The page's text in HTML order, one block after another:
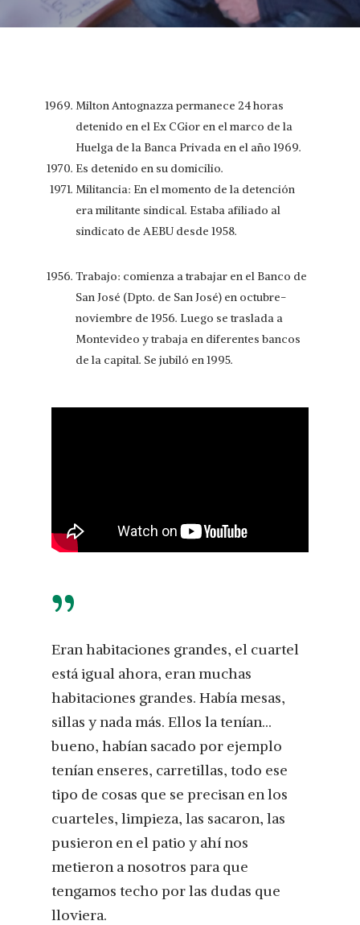
Milton Antognazza permanece 24 horas
detenido en el Ex CGior en el marco de la
Huelga de la Banca Privada en el año 1969.
Es detenido en su domicilio.
Militancia: En el momento de la detención
era militante sindical. Estaba afiliado al
sindicato de AEBU desde 1958.
Trabajo: comienza a trabajar en el Banco de
San José (Dpto. de San José) en octubre-
noviembre de 1956. Luego se traslada a
Montevideo y trabaja en diferentes bancos
de la capital. Se jubiló en 1995.
”
Eran habitaciones grandes, el cuartel
está igual ahora, eran muchas
habitaciones grandes. Había mesas,
sillas y nada más. Ellos la tenían...
bueno, habían sacado por ejemplo
tenían enseres, carretillas, todo ese
tipo de cosas que se precisan en los
cuarteles, limpieza, las sacaron, las
pusieron en el patio y ahí nos
metieron a nosotros para que
tengamos techo por las dudas que
lloviera.